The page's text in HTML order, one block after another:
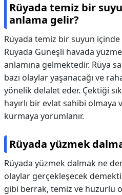
Rüyada temiz bir
anlama gelir?
Rüyada temiz bir suyun
Rüyada Güneşli havada
anlamına gelmektedir. Rüya
bazı olaylar yaşanacağı ve
yönelik delalet eder. Çektiği
hayırlı bir evlat sahibi olmaya
kurmaya yorumlanır.
Rüyada yüzmek
Rüyada yüzmek dalmak ne
olaylar gerçekleşecek
gibi berrak, temiz ve huzurlu